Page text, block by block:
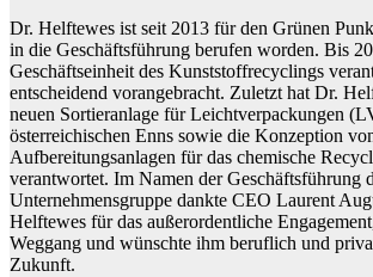
Dr. Helftewes ist seit 2013 für den Grünen
in die Geschäftsführung berufen worden. Bis
Geschäftseinheit des Kunststoffrecyclings
entscheidend vorangebracht. Zuletzt hat Dr.
neuen Sortieranlage für Leichtverpackungen
österreichischen Enns sowie die Konzeption
Aufbereitungsanlagen für das chemische
verantwortet. Im Namen der Geschäftsführung
Unternehmensgruppe dankte CEO Laurent
Helftewes für das außerordentliche
Weggang und wünschte ihm beruflich und
Zukunft.